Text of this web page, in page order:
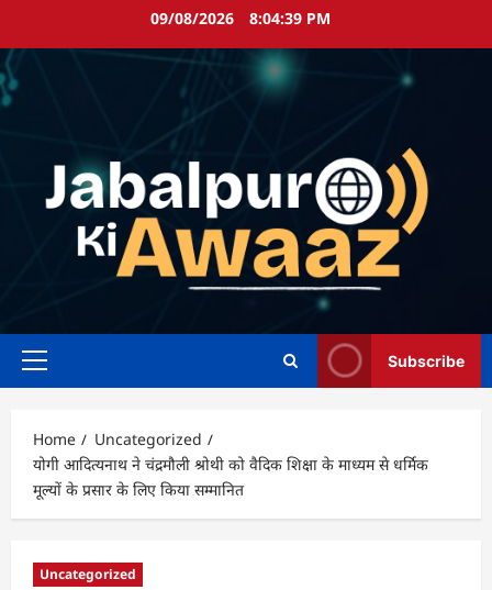
content
09/08/2026 8:04:40 PM
Primary
Subscribe
Home
Uncategorized
योगी आदित्यनाथ ने चंद्रमौली श्रोथी को वैदिक शिक्षा के माध्यम से धर्मिक
मूल्यों के प्रसार के लिए किया सम्मानित
Uncategorized